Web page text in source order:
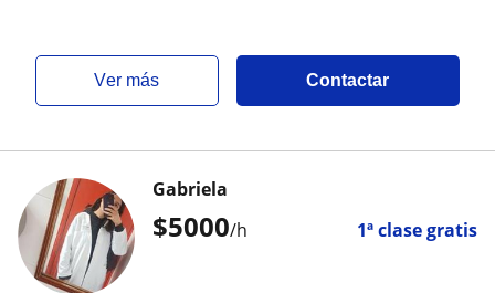
ver más Contactar
$5000/h 1ª clase gratis
Gabriela